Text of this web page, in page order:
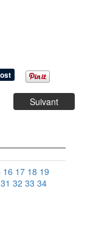
Suivant
16 17 18 19
31 32 33 34